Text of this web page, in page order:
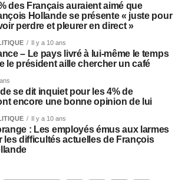
des Français auraient aimé que
Hollande se présente « juste pour
perdre et pleurer en direct »
Il y a 10 ans
– Le pays livré à lui-même le temps
le président aille chercher un café
se dit inquiet pour les 4% de
encore une bonne opinion de lui
Il y a 10 ans
: Les employés émus aux larmes
les difficultés actuelles de François